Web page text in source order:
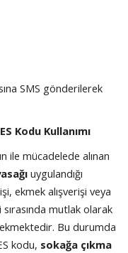
SMS gönderilerek
Kodu Kullanımı
ile mücadelede alınan
uygulandığı
ekmek alışverişi veya
mutlak olarak
Bu durumda
kodu, sokağa çıkma